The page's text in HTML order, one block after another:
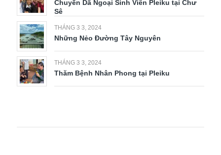
Chuyến Dã Ngoại Sinh Viên Pleiku tại Chư
Sê
THÁNG 3 3, 2024
Những Nẻo Đường Tây Nguyên
THÁNG 3 3, 2024
Thăm Bệnh Nhân Phong tại Pleiku